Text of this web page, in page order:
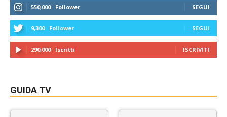
550,000 Follower SEGUI
9,300 Follower SEGUI
290,000 Iscritti ISCRIVITI
GUIDA TV